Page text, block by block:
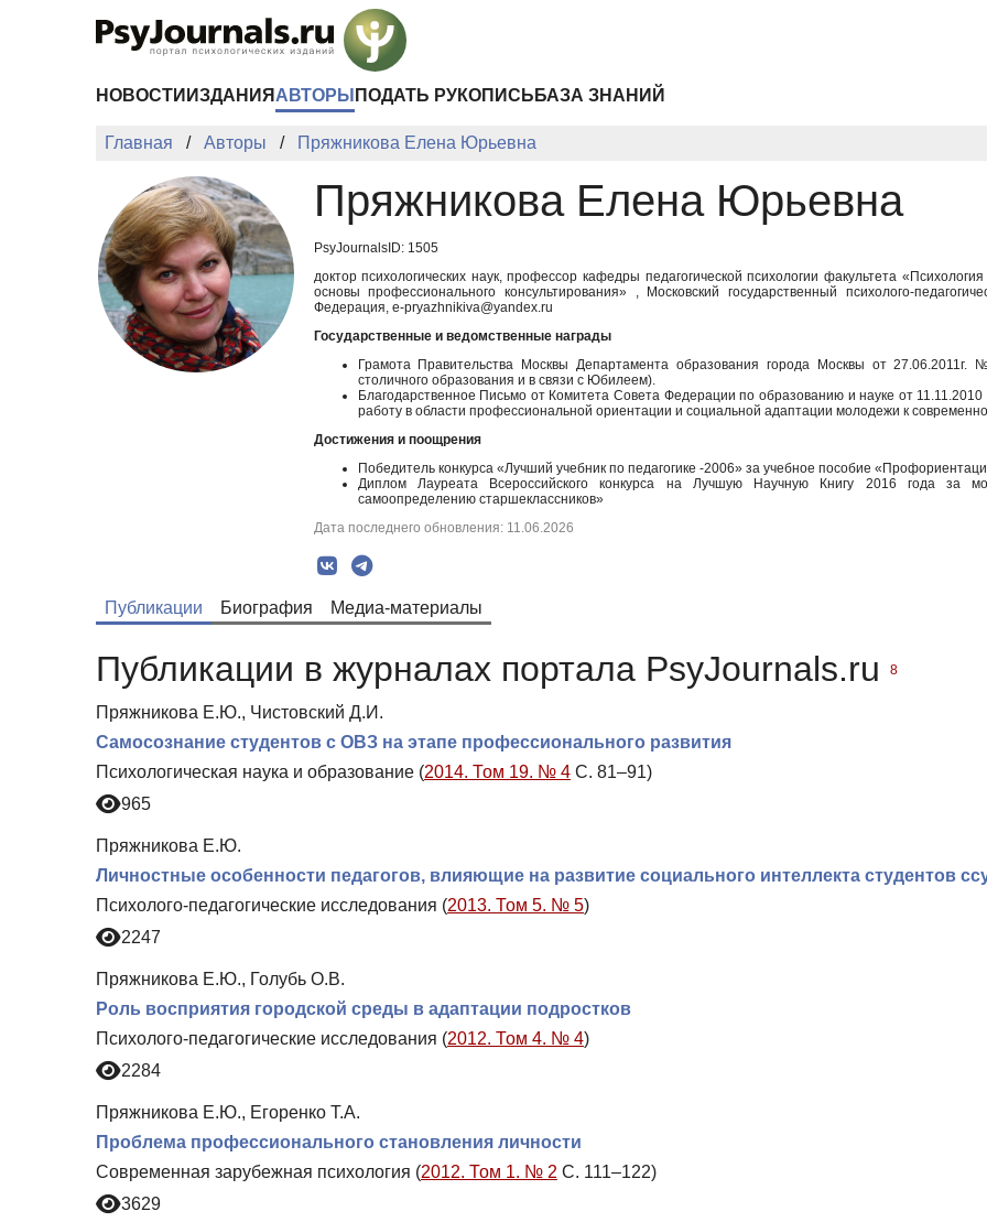
НОВОСТИ ИЗДАНИЯ АВТОРЫ ПОДАТЬ РУКОПИСЬ БАЗА ЗНАНИЙ
Главная Авторы Пряжникова Елена Юрьевна
Пряжникова Елена Юрьевна
PsyJournalsID: 1505
доктор психологических наук, профессор кафедры педагогической психологии факультета
основы профессионального консультирования» , Московский государственный психолого-
Федерация, e-pryazhnikiva@yandex.ru
Государственные и ведомственные награды
Грамота Правительства Москвы Департамента образования города Москвы от
столичного образования и в связи с Юбилеем).
Благодарственное Письмо от Комитета Совета Федерации по образованию и науке от
работу в области профессиональной ориентации и социальной адаптации молодежи к
Достижения и поощрения
Победитель конкурса «Лучший учебник по педагогике -2006» за учебное пособие
Диплом Лауреата Всероссийского конкурса на Лучшую Научную Книгу 2016 года за
самоопределению старшеклассников»
Дата последнего обновления: 11.06.2026
Публикации Биография Медиа-материалы
Публикации в журналах портала PsyJournals.ru 8
Пряжникова Е.Ю., Чистовский Д.И.
Самосознание студентов с ОВЗ на этапе профессионального развития
Психологическая наука и образование (2014. Том 19. № 4 С. 81–91)
965
Пряжникова Е.Ю.
Личностные особенности педагогов, влияющие на развитие социального интеллекта студентов
Психолого-педагогические исследования (2013. Том 5. № 5)
2247
Пряжникова Е.Ю., Голубь О.В.
Роль восприятия городской среды в адаптации подростков
Психолого-педагогические исследования (2012. Том 4. № 4)
2284
Пряжникова Е.Ю., Егоренко Т.А.
Проблема профессионального становления личности
Современная зарубежная психология (2012. Том 1. № 2 С. 111–122)
3629